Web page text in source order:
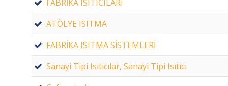
FABRİKA ISITICILARI
ATÖLYE ISITMA
FABRİKA ISITMA SİSTEMLERİ
Sanayi Tipi Isıtıcılar, Sanayi Tipi Isıtıcı